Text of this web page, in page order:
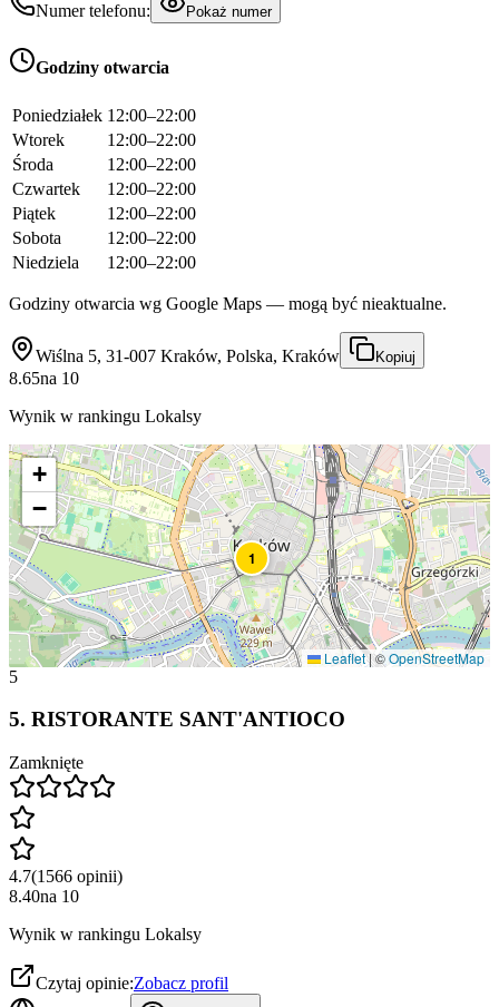
Numer telefonu: Pokaż numer
Godziny otwarcia
Poniedziałek 12:00–22:00
Wtorek
12:00–22:00
Środa
12:00–22:00
Czwartek
12:00–22:00
Piątek
12:00–22:00
Sobota
12:00–22:00
Niedziela
12:00–22:00
Godziny otwarcia wg Google Maps — mogą być nieaktualne.
Wiślna 5, 31-007 Kraków, Polska, Kraków Kopiuj
8.65na 10
Wynik w rankingu Lokalsy
1
+
−
Leaflet|©OpenStreetMap
5
5. RISTORANTE SANT'ANTIOCO
Zamknięte
4.7(1566 opinii)
8.40na 10
Wynik w rankingu Lokalsy
Czytaj opinie:Zobacz profil